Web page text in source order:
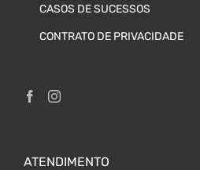
CASOS DE SUCESSOS
CONTRATO DE PRIVACIDADE
ATENDIMENTO